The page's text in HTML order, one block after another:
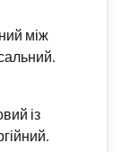
між
із